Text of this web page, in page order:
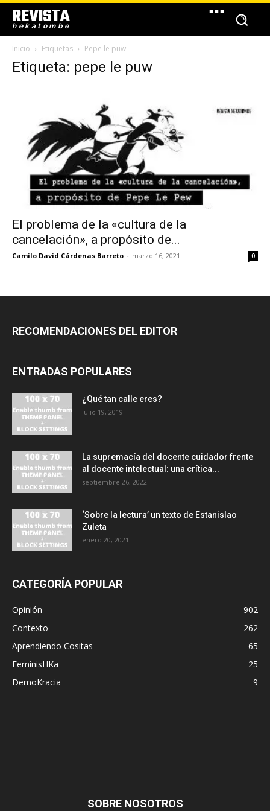
REVISTA
hekatombe
Inicio Etiquetas Pepe le puw
Etiqueta: pepe le puw
El problema de la «cultura de la
cancelación», a propósito de...
Camilo David Cárdenas Barreto - marzo 16, 2021 0
RECOMENDACIONES DEL EDITOR
ENTRADAS POPULARES
¿Qué tan calle eres?
julio 19, 2019
La supremacía del docente cuidador frente
al docente intelectual: una crítica...
septiembre 26, 2022
‘Sobre la lectura’ un texto de Estanislao
Zuleta
enero 20, 2021
CATEGORÍA POPULAR
Opinión
902
Contexto
262
Aprendiendo Cositas
65
FeminisHKa
25
DemoKracia
9
SOBRE NOSOTROS